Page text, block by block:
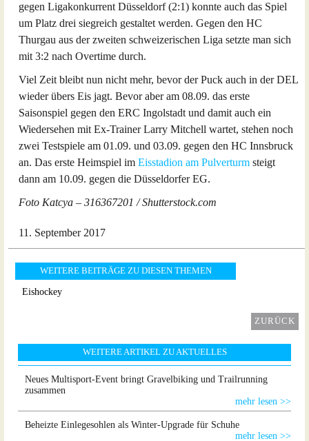
gegen Ligakonkurrent Düsseldorf (2:1) konnte auch das Spiel
um Platz drei siegreich gestaltet werden. Gegen den HC
Thurgau aus der zweiten schweizerischen Liga setzte man sich
mit 3:2 nach Overtime durch.
Viel Zeit bleibt nun nicht mehr, bevor der Puck auch in der DEL
wieder übers Eis jagt. Bevor aber am 08.09. das erste
Saisonspiel gegen den ERC Ingolstadt und damit auch ein
Wiedersehen mit Ex-Trainer Larry Mitchell wartet, stehen noch
zwei Testspiele am 01.09. und 03.09. gegen den HC Innsbruck
an. Das erste Heimspiel im Eisstadion am Pulverturm steigt
dann am 10.09. gegen die Düsseldorfer EG.
Foto Katcya – 316367201 / Shutterstock.com
11. September 2017
WEITERE BEITRÄGE ZU DIESEN THEMEN
Eishockey
ZURÜCK
WEITERE ARTIKEL ZU AKTUELLES
Neues Multisport-Event bringt Gravelbiking und Trailrunning
zusammen
mehr lesen >>
Beheizte Einlegesohlen als Winter-Upgrade für Schuhe
mehr lesen >>